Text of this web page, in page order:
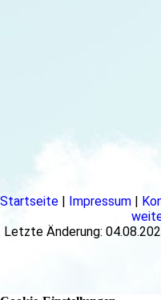
Startseite Impressum
Letzte Änderung: